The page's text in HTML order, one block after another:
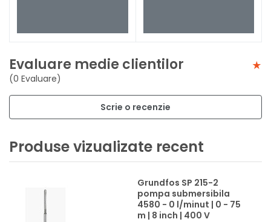
Evaluare medie clientilor
(0 Evaluare)
Scrie o recenzie
Produse vizualizate recent
Grundfos SP 215-2
pompa submersibila
4580 - 0 l/minut | 0 - 75
m | 8 inch | 400 V